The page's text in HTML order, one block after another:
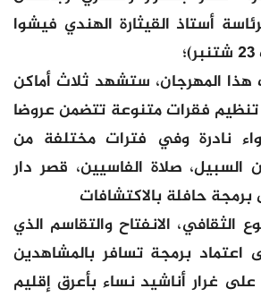
أستاذ القيثارة الهندي فيشوا
هذا المهرجان، ستشهد ثلاث أماكن
فقرات متنوعة تتضمن عروضا
نادرة وفي فترات مختلفة من
السبيل، صلاة الفاسيين، قصر دار
برمجة حافلة بالاكتشافات
الثقافي، الانفتاح والتقاسم الذي
اعتماد برمجة تسافر بالمشاهدين
غرار أناشيد نساء بأعرق إقليم